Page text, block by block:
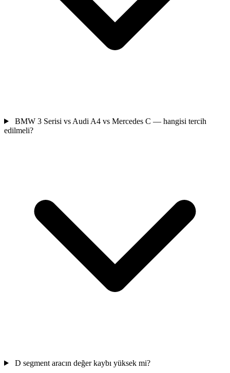
BMW 3 Serisi vs Audi A4 vs Mercedes C — hangisi tercih
edilmeli?
D segment aracın değer kaybı yüksek mi?